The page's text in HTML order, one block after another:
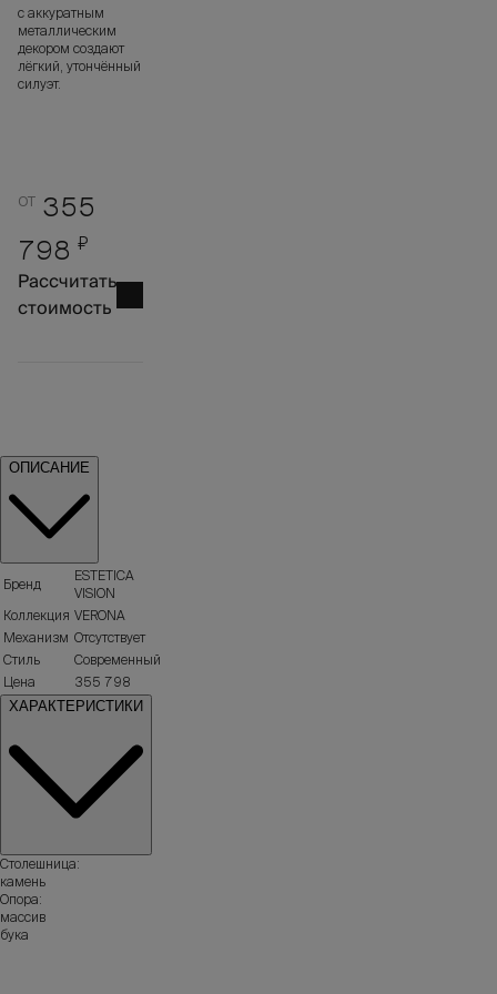
с аккуратным
металлическим
декором создают
лёгкий, утончённый
силуэт.
от 355
798 ₽
Рассчитать
стоимость
ОПИСАНИЕ
Бренд
ESTETICA
VISION
Коллекция VERONA
Механизм Отсутствует
Стиль
Современный
Цена
355 798
ХАРАКТЕРИСТИКИ
Столешница:
камень
Опора:
массив
бука